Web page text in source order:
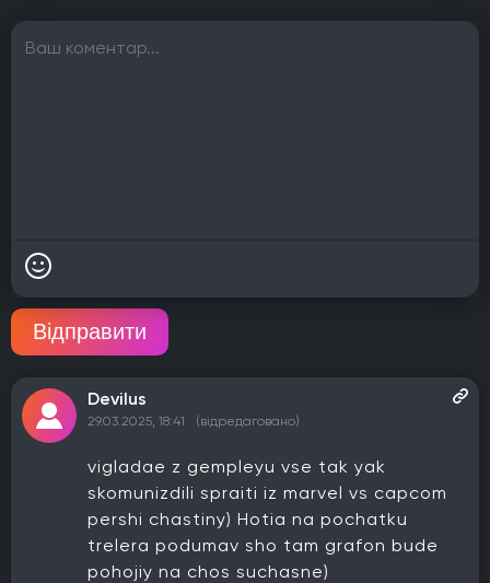
Відправити
Devilus
29.03.2025, 18:41 (відредаговано)
vigladae z gempleyu vse tak yak
skomunizdili spraiti iz marvel vs capcom
pershi chastiny) Hotia na pochatku
trelera podumav sho tam grafon bude
pohojiy na chos suchasne)